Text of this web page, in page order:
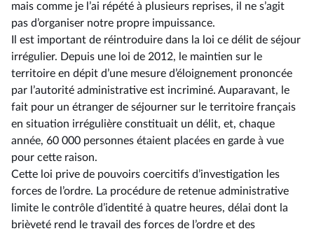
mais comme je l’ai répété à plusieurs reprises, il ne s’agit
pas d’organiser notre propre impuissance.
Il est important de réintroduire dans la loi ce délit de séjour
irrégulier. Depuis une loi de 2012, le maintien sur le
territoire en dépit d’une mesure d’éloignement prononcée
par l’autorité administrative est incriminé. Auparavant, le
fait pour un étranger de séjourner sur le territoire français
en situation irrégulière constituait un délit, et, chaque
année, 60 000 personnes étaient placées en garde à vue
pour cette raison.
Cette loi prive de pouvoirs coercitifs d’investigation les
forces de l’ordre. La procédure de retenue administrative
limite le contrôle d’identité à quatre heures, délai dont la
brièveté rend le travail des forces de l’ordre et des